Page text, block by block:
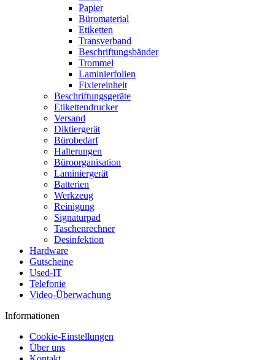
Papier
Büromaterial
Etiketten
Transverband
Beschriftungsbänder
Trommel
Laminierfolien
Fixiereinheit
Beschriftungsgeräte
Etikettendrucker
Versand
Diktiergerät
Bürobedarf
Halterungen
Büroorganisation
Laminiergerät
Batterien
Werkzeug
Reinigung
Signaturpad
Taschenrechner
Desinfektion
Hardware
Gutscheine
Used-IT
Telefonie
Video-Überwachung
Informationen
Cookie-Einstellungen
Über uns